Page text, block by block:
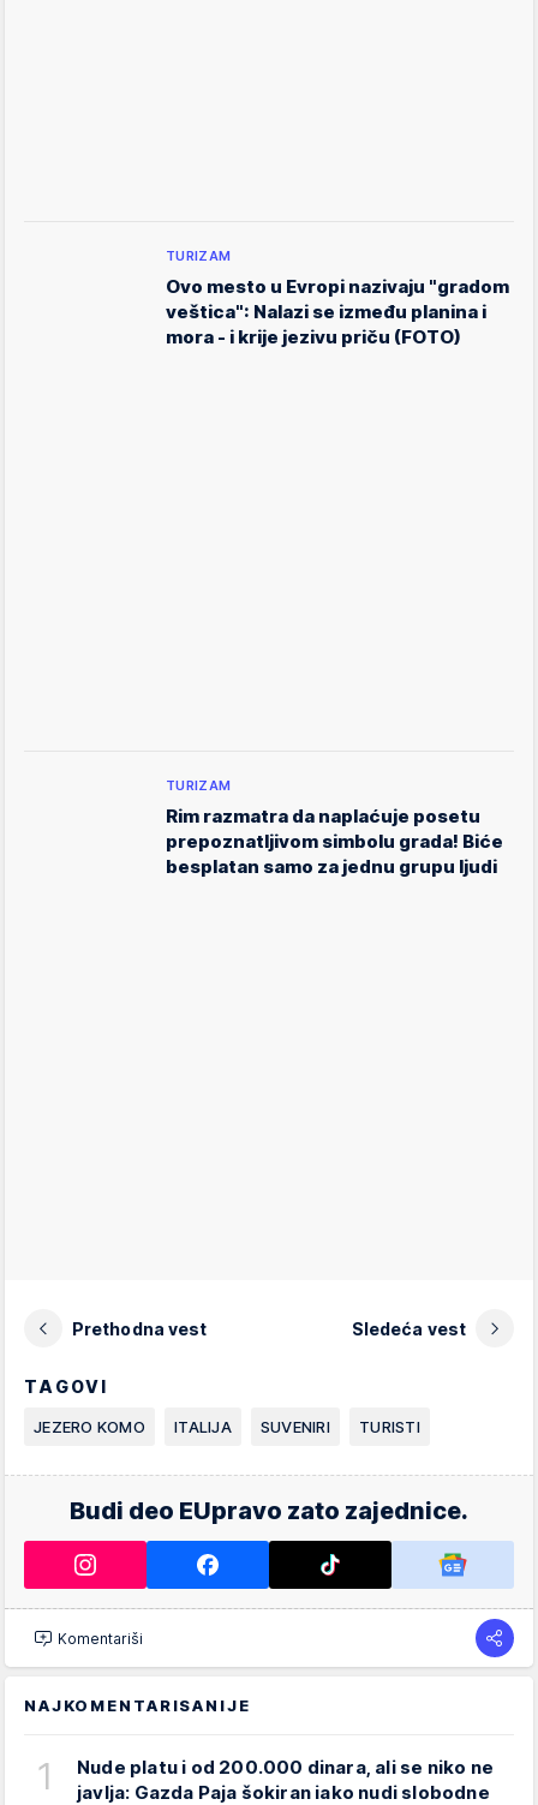
TURIZAM
Ovo mesto u Evropi nazivaju "gradom
veštica": Nalazi se između planina i
mora - i krije jezivu priču (FOTO)
TURIZAM
Rim razmatra da naplaćuje posetu
prepoznatljivom simbolu grada! Biće
besplatan samo za jednu grupu ljudi
Prethodna vest Sledeća vest
TAGOVI
JEZERO KOMO ITALIJA SUVENIRI TURISTI
Budi deo EUpravo zato zajednice.
Komentariši
NAJKOMENTARISANIJE
1
Nude platu i od 200.000 dinara, ali se niko ne
javlja: Gazda Paja šokiran iako nudi slobodne